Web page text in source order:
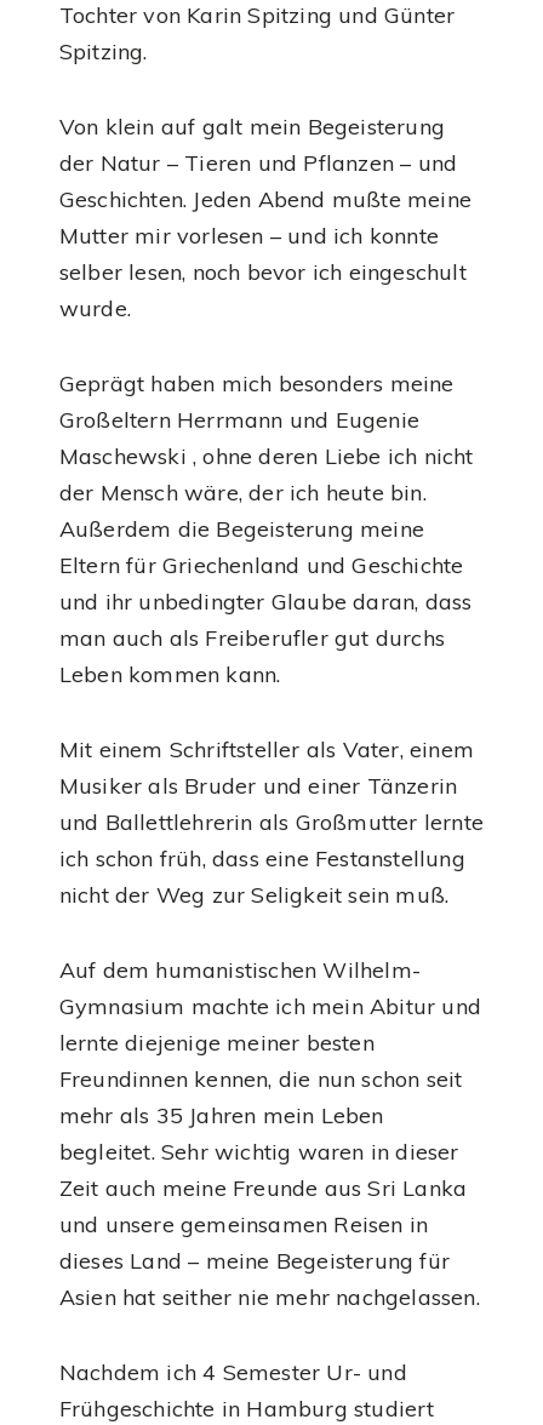
Tochter von Karin Spitzing und Günter
Spitzing.
Von klein auf galt mein Begeisterung
der Natur – Tieren und Pflanzen – und
Geschichten. Jeden Abend mußte meine
Mutter mir vorlesen – und ich konnte
selber lesen, noch bevor ich eingeschult
wurde.
Geprägt haben mich besonders meine
Großeltern Herrmann und Eugenie
Maschewski , ohne deren Liebe ich nicht
der Mensch wäre, der ich heute bin.
Außerdem die Begeisterung meine
Eltern für Griechenland und Geschichte
und ihr unbedingter Glaube daran, dass
man auch als Freiberufler gut durchs
Leben kommen kann.
Mit einem Schriftsteller als Vater, einem
Musiker als Bruder und einer Tänzerin
und Ballettlehrerin als Großmutter lernte
ich schon früh, dass eine Festanstellung
nicht der Weg zur Seligkeit sein muß.
Auf dem humanistischen Wilhelm-
Gymnasium machte ich mein Abitur und
lernte diejenige meiner besten
Freundinnen kennen, die nun schon seit
mehr als 35 Jahren mein Leben
begleitet. Sehr wichtig waren in dieser
Zeit auch meine Freunde aus Sri Lanka
und unsere gemeinsamen Reisen in
dieses Land – meine Begeisterung für
Asien hat seither nie mehr nachgelassen.
Nachdem ich 4 Semester Ur- und
Frühgeschichte in Hamburg studiert